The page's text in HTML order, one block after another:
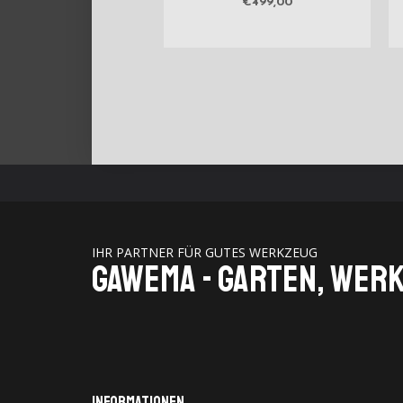
€499,00
IHR PARTNER FÜR GUTES WERKZEUG
GaWeMA - Garten,